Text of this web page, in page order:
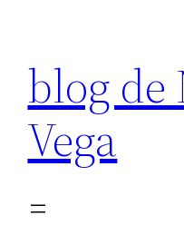
contenido
blog de
Vega